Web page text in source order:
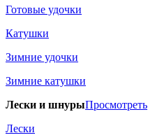
Готовые удочки
Катушки
Зимние удочки
Зимние катушки
Лески и шнурыПросмотреть
Лески